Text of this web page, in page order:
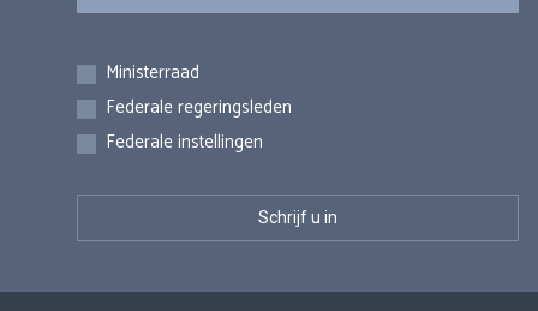
Inschrijvingen
Ministerraad
Federale regeringsleden
Federale instellingen